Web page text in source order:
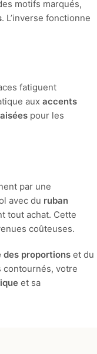
motifs marqués,
. L’inverse fonctionne
fatiguent
aux accents
pour les
par une
avec du ruban
tout achat. Cette
coûteuses.
des proportions et du
contournés, votre
et sa